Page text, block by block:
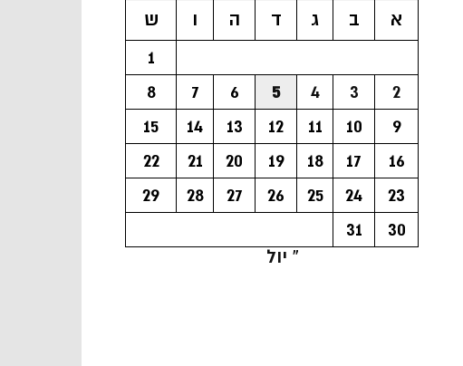
א
ב ג ד ה ו
ש
1
2
3
4
5
6
7
8
9
10
11
12
13
14
15
16
17
18
19
20
21
22
23
24
25
26
27
28
29
30
31
« יול